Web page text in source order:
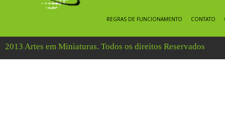
REGRAS DE FUNCIONAMENTO CONTATO
2013 Artes em Miniaturas. Todos os direitos Reservados